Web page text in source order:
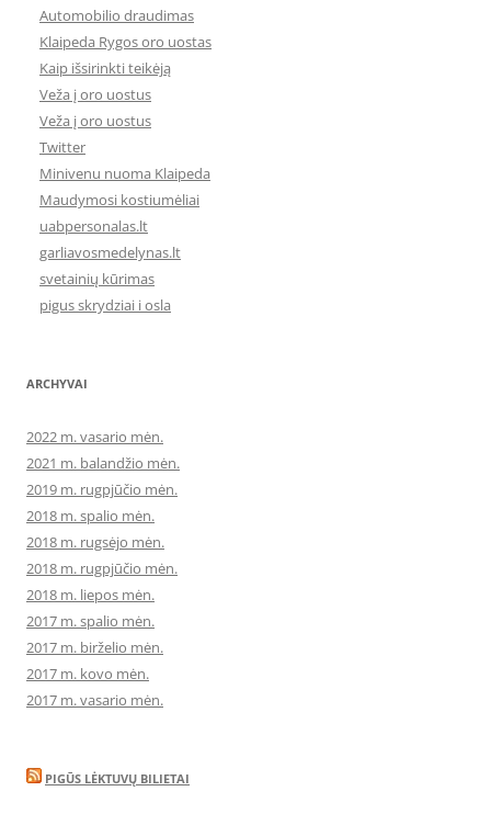
Automobilio draudimas
Klaipeda Rygos oro uostas
Kaip išsirinkti teikėją
Veža į oro uostus
Veža į oro uostus
Twitter
Minivenu nuoma Klaipeda
Maudymosi kostiumėliai
uabpersonalas.lt
garliavosmedelynas.lt
svetainių kūrimas
pigus skrydziai i osla
ARCHYVAI
2022 m. vasario mėn.
2021 m. balandžio mėn.
2019 m. rugpjūčio mėn.
2018 m. spalio mėn.
2018 m. rugsėjo mėn.
2018 m. rugpjūčio mėn.
2018 m. liepos mėn.
2017 m. spalio mėn.
2017 m. birželio mėn.
2017 m. kovo mėn.
2017 m. vasario mėn.
PIGŪS LĖKTUVŲ BILIETAI